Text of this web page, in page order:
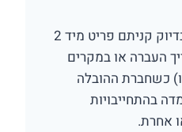
זה יכול להיות בגלל שבדיוק קניתם פריט מיד 2
יד 2) שצריך העברה או במקרים
כשחברת ההובלה
בהתחייבויות
אחרת.